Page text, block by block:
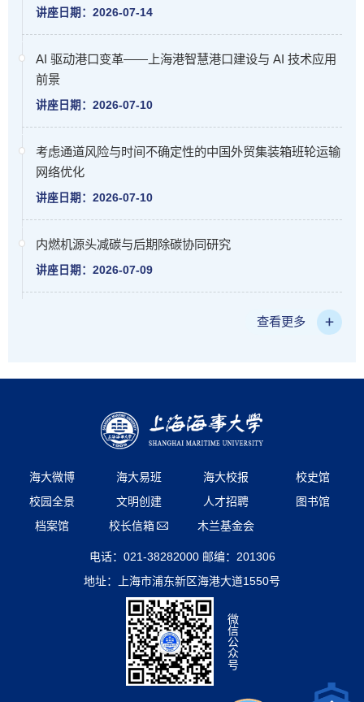
讲座日期：2026-07-14
AI 驱动港口变革——上海港智慧港口建设与 AI 技术应用
前景
讲座日期：2026-07-10
考虑通道风险与时间不确定性的中国外贸集装箱班轮运输
网络优化
讲座日期：2026-07-10
内燃机源头减碳与后期除碳协同研究
讲座日期：2026-07-09
查看更多
海大微博 海大易班 海大校报
校史馆
校园全景
文明创建 人才招聘
图书馆
档案馆
校长信箱 木兰基金会
电话：021-38282000 邮编：201306
地址：上海市浦东新区海港大道1550号
微
信
公
众
号